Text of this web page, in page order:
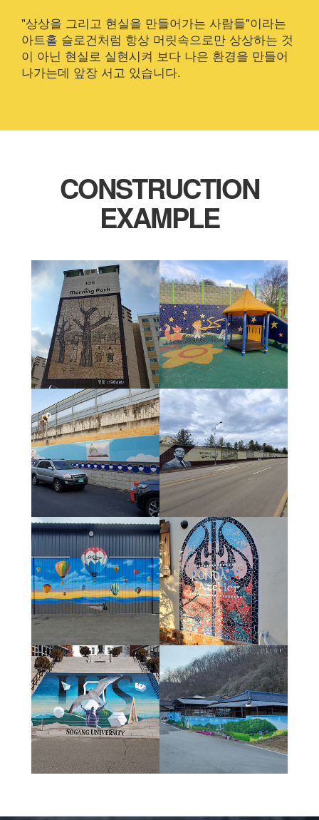
"상상을 그리고 현실을 만들어가는 사람들"이라는
아트홀 슬로건처럼 항상 머릿속으로만 상상하는 것
이 아닌 현실로 실현시켜 보다 나은 환경을 만들어
나가는데 앞장 서고 있습니다.
CONSTRUCTION
EXAMPLE